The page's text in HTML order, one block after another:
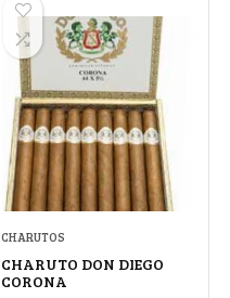
CHARUTOS
CHARUTO DON DIEGO
CORONA